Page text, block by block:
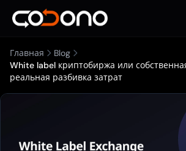
Главная
Blog
White label криптобиржа или
реальная разбивка затрат